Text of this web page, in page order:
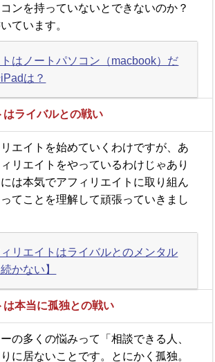
ンを持っていないとできないのか？
ています。
はノートパソコン（macbook）だ
は？
はライバルとの戦い
エイトを始めていくわけですが、あ
リエイトをやっているわけじゃあり
は本気でアフィリエイトに取り組ん
てことを理解して頑張っていきまし
ィリエイトはライバルとのメンタル
かない】
は本当に孤独との戦い
の多くの悩みって「相談できる人、
に居ないことです。とにかく孤独。